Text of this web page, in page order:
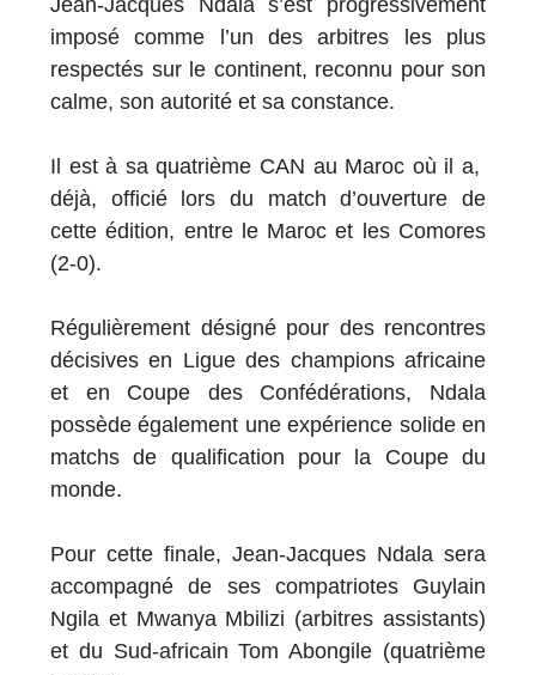
imposé comme l’un des arbitres les plus
respectés sur le continent, reconnu pour son
calme, son autorité et sa constance.
Il est à sa quatrième CAN au Maroc où il a,
déjà, officié lors du match d’ouverture de
cette édition, entre le Maroc et les Comores
(2-0).
Régulièrement désigné pour des rencontres
décisives en Ligue des champions africaine
et en Coupe des Confédérations, Ndala
possède également une expérience solide en
matchs de qualification pour la Coupe du
monde.
Pour cette finale, Jean-Jacques Ndala sera
accompagné de ses compatriotes Guylain
Ngila et Mwanya Mbilizi (arbitres assistants)
et du Sud-africain Tom Abongile (quatrième